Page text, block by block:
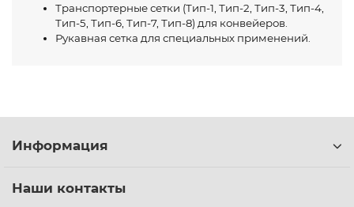
Транспортерные сетки (Тип-1, Тип-2, Тип-3, Тип-4,
Тип-5, Тип-6, Тип-7, Тип-8) для конвейеров.
Рукавная сетка для специальных применений.
Информация
Наши контакты